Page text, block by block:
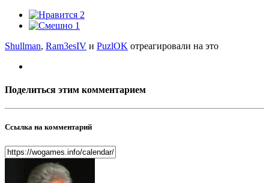
2
1
Shullman, Ram3esIV и PuzlOK отреагировали на это
Поделиться этим комментарием
Ссылка на комментарий